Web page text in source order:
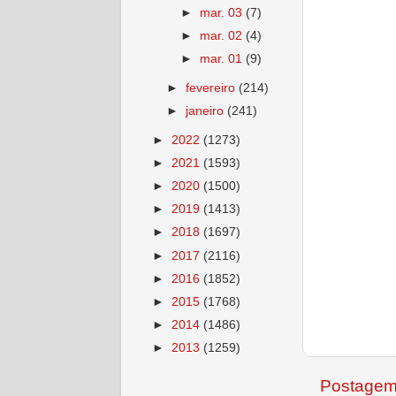
► mar. 03 (7)
► mar. 02 (4)
► mar. 01 (9)
►fevereiro (214)
► janeiro (241)
► 2022 (1273)
► 2021 (1593)
► 2020 (1500)
► 2019 (1413)
► 2018 (1697)
► 2017 (2116)
► 2016 (1852)
► 2015 (1768)
► 2014 (1486)
► 2013 (1259)